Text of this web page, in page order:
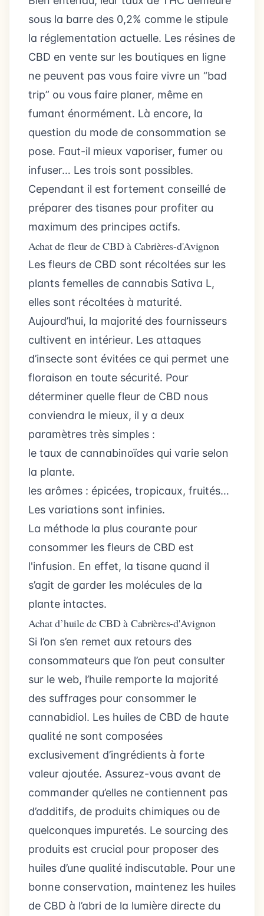
sous la barre des 0,2% comme le stipule
la réglementation actuelle. Les résines de
CBD en vente sur les boutiques en ligne
ne peuvent pas vous faire vivre un “bad
trip” ou vous faire planer, même en
fumant énormément. Là encore, la
question du mode de consommation se
pose. Faut-il mieux vaporiser, fumer ou
infuser… Les trois sont possibles.
Cependant il est fortement conseillé de
préparer des tisanes pour profiter au
maximum des principes actifs.
Achat de fleur de CBD à Cabrières-d'Avignon
Les fleurs de CBD sont récoltées sur les
plants femelles de cannabis Sativa L,
elles sont récoltées à maturité.
Aujourd’hui, la majorité des fournisseurs
cultivent en intérieur. Les attaques
d’insecte sont évitées ce qui permet une
floraison en toute sécurité. Pour
déterminer quelle fleur de CBD nous
conviendra le mieux, il y a deux
paramètres très simples :
le taux de cannabinoïdes qui varie selon
la plante.
les arômes : épicées, tropicaux, fruités…
Les variations sont infinies.
La méthode la plus courante pour
consommer les fleurs de CBD est
l'infusion. En effet, la tisane quand il
s’agit de garder les molécules de la
plante intactes.
Achat d’huile de CBD à Cabrières-d'Avignon
Si l’on s’en remet aux retours des
consommateurs que l’on peut consulter
sur le web, l’huile remporte la majorité
des suffrages pour consommer le
cannabidiol. Les huiles de CBD de haute
qualité ne sont composées
exclusivement d’ingrédients à forte
valeur ajoutée. Assurez-vous avant de
commander qu’elles ne contiennent pas
d’additifs, de produits chimiques ou de
quelconques impuretés. Le sourcing des
produits est crucial pour proposer des
huiles d’une qualité indiscutable. Pour une
bonne conservation, maintenez les huiles
de CBD à l’abri de la lumière directe du